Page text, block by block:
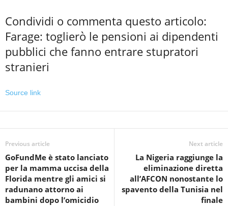
Condividi o commenta questo articolo:
Farage: toglierò le pensioni ai dipendenti
pubblici che fanno entrare stupratori
stranieri
Source link
Previous article
GoFundMe è stato lanciato
per la mamma uccisa della
Florida mentre gli amici si
radunano attorno ai
bambini dopo l’omicidio
Next article
La Nigeria raggiunge la
eliminazione diretta
all’AFCON nonostante lo
spavento della Tunisia nel
finale